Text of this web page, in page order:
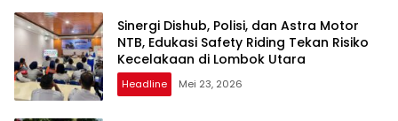
Sinergi Dishub, Polisi, dan Astra Motor
NTB, Edukasi Safety Riding Tekan Risiko
Kecelakaan di Lombok Utara
Headline Mei 23, 2026